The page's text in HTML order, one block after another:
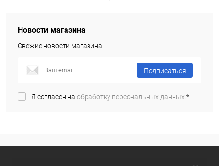
Новости магазина
Свежие новости магазина
Подписаться
Я согласен на обработку персональных данных.*